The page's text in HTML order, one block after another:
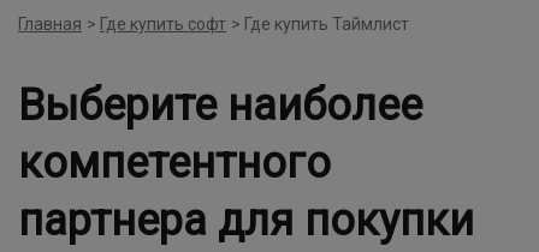
Главная > Где купить софт > Где купить Таймлист
Выберите наиболее
компетентного
партнера для покупки